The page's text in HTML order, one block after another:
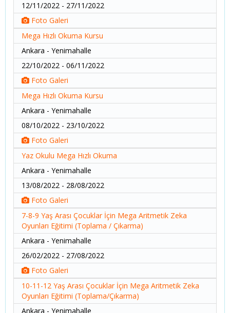
12/11/2022 - 27/11/2022
Foto Galeri
Mega Hızlı Okuma Kursu
Ankara - Yenimahalle
22/10/2022 - 06/11/2022
Foto Galeri
Mega Hızlı Okuma Kursu
Ankara - Yenimahalle
08/10/2022 - 23/10/2022
Foto Galeri
Yaz Okulu Mega Hızlı Okuma
Ankara - Yenimahalle
13/08/2022 - 28/08/2022
Foto Galeri
7-8-9 Yaş Arası Çocuklar İçin Mega Aritmetik Zeka
Oyunları Eğitimi (Toplama / Çıkarma)
Ankara - Yenimahalle
26/02/2022 - 27/08/2022
Foto Galeri
10-11-12 Yaş Arası Çocuklar İçin Mega Aritmetik Zeka
Oyunları Eğitimi (Toplama/Çıkarma)
Ankara - Yenimahalle